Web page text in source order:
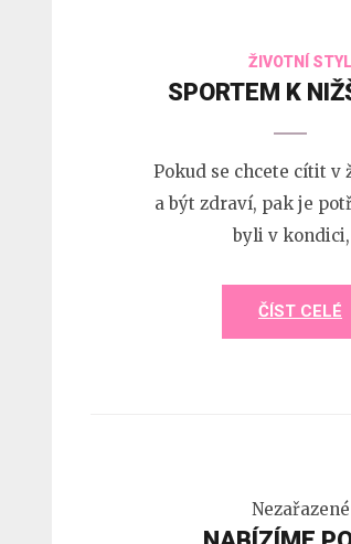
ŽIVOTNÍ STYL
SPORTEM K
Pokud se chcete cítit v
a být zdraví, pak je
byli v
ČÍST CELÉ
Nezařazené